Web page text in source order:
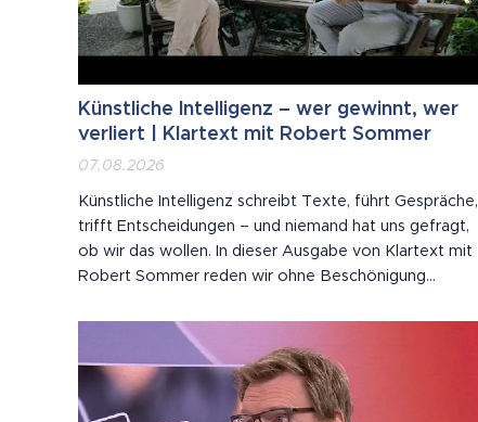
Künstliche Intelligenz – wer gewinnt, wer
verliert | Klartext mit Robert Sommer
07.08.2026
Künstliche Intelligenz schreibt Texte, führt Gespräche,
trifft Entscheidungen – und niemand hat uns gefragt,
ob wir das wollen. In dieser Ausgabe von Klartext mit
Robert Sommer reden wir ohne Beschönigung
hat: von der Arbeit über die Bildung bis zu dem, was
wir noch für "echt" halten. Vor...